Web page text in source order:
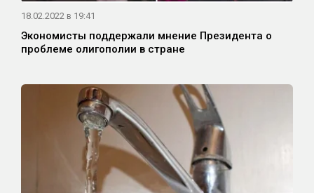
18.02.2022 в 19:41
Экономисты поддержали мнение Президента о
проблеме олигополии в стране